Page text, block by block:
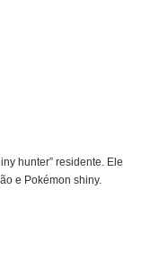
hunter” residente. Ele
e Pokémon shiny.